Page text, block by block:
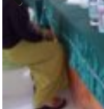
Previ